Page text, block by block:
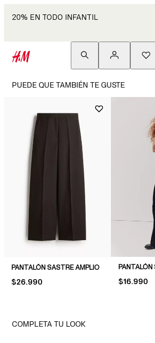
20% EN TODO INFANTIL
PUEDE QUE TAMBIÉN TE GUSTE
PANTALÓN SASTRE AMPLIO
PRICE:
$26.990 PRICE:
$16.990
COMPLETA TU LOOK